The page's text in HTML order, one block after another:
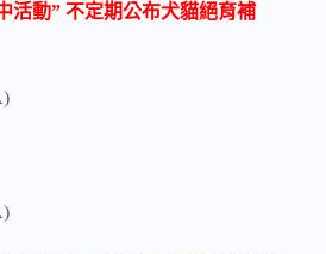
活動” 不定期公布犬貓絕育補